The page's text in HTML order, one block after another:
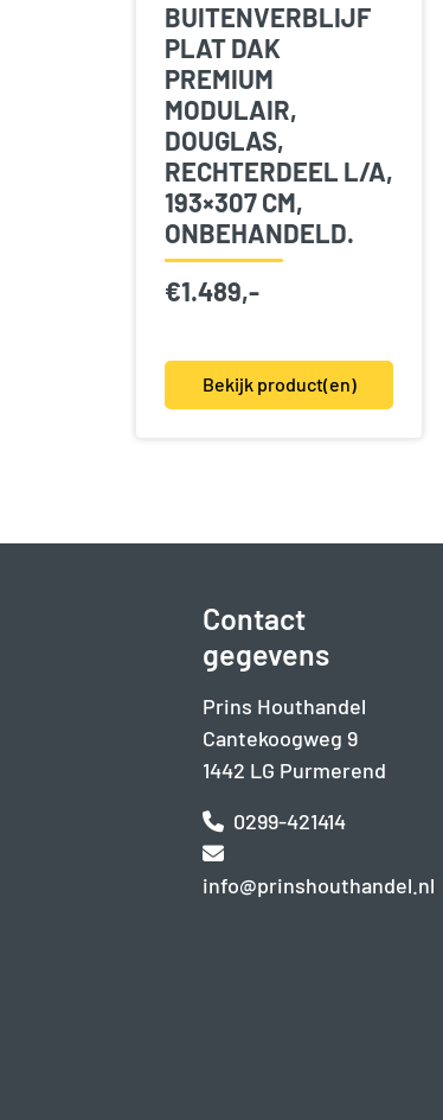
BUITENVERBLIJF
PLAT DAK
PREMIUM
MODULAIR,
DOUGLAS,
RECHTERDEEL L/A,
193×307 CM,
ONBEHANDELD.
€1.489,-
Bekijk product(en)
Contact
gegevens
Prins Houthandel
Cantekoogweg 9
1442 LG Purmerend
0299-421414
info@prinshouthandel.nl